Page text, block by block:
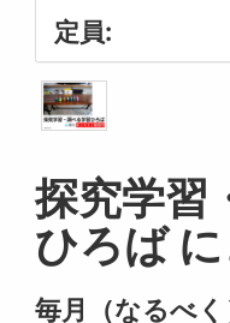
定員:
探究学習
ひろば
毎月（なるべ